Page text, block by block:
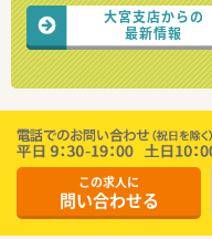
大宮支店からの
最新情報
この求人に
問い合わせる